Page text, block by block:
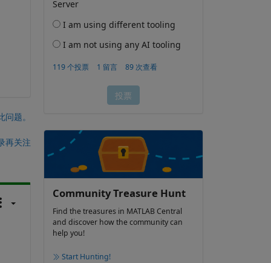
题。
再关注
Community Treasure Hunt
Find the treasures in MATLAB Central
and discover how the community can
help you!
Start Hunting!